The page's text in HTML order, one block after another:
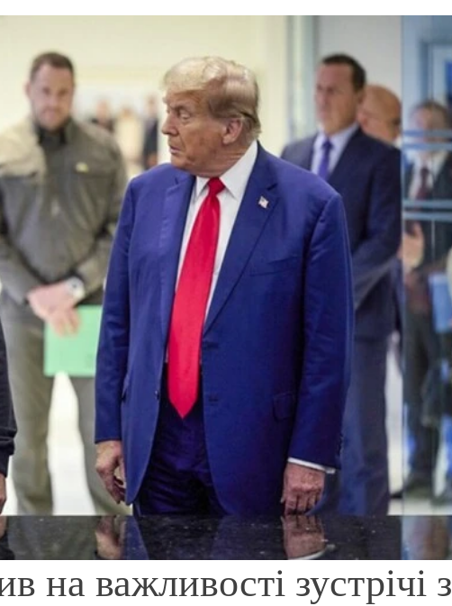
на важливості зустрічі з